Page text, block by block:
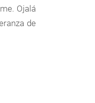
Ojalá
de